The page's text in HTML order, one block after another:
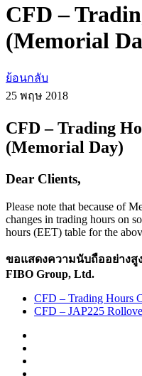
CFD –
(Memorial
ย้อนกลับ
25 พฤษ 2018
CFD – Trading
(Memorial Day)
Dear Clients,
Please note that because of
changes in trading hours on
hours (EET) table for the
ขอแสดงความนับถืออย่างสู
FIBO Group, Ltd.
CFD – Trading Hours
CFD – JAP225